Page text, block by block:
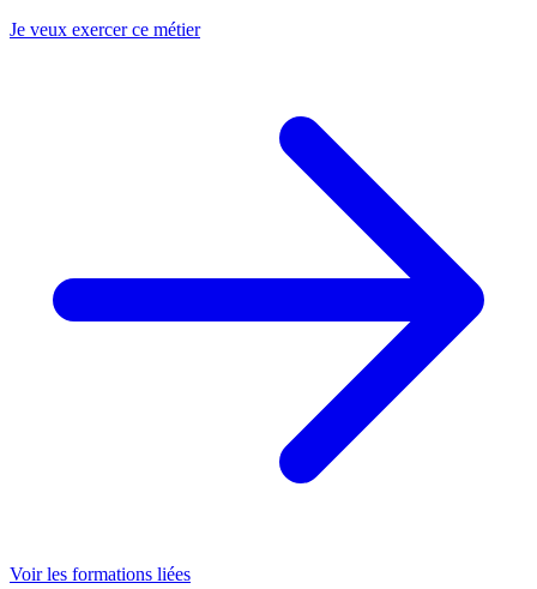
Je veux exercer ce métier
Voir les formations liées